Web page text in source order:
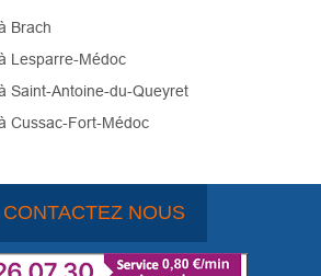
Brach
Lesparre-Médoc
Saint-Antoine-du-Queyret
Cussac-Fort-Médoc
CONTACTEZ NOUS